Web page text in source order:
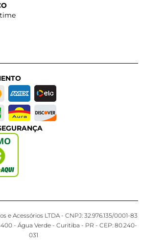
e Acessórios LTDA - CNPJ: 32.976.135/0001-83
- Água Verde - Curitiba - PR - CEP: 80.240-
031